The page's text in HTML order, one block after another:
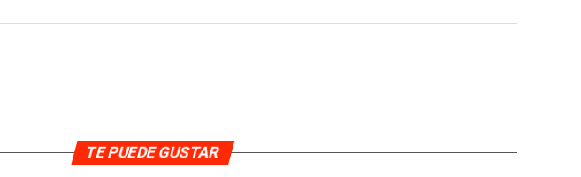
TE PUEDE GUSTAR